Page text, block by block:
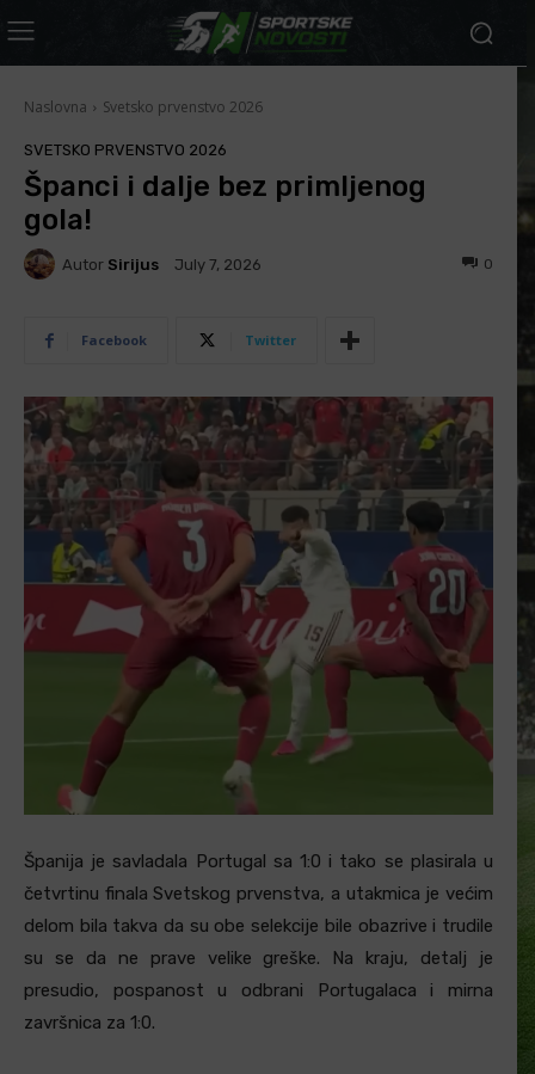
Naslovna Svetsko prvenstvo 2026
SVETSKO PRVENSTVO 2026
Španci i dalje bez primljenog
gola!
Autor Sirijus July 7, 2026 0
Facebook Twitter
Španija je savladala Portugal sa 1:0 i tako se plasirala u
četvrtinu finala Svetskog prvenstva, a utakmica je većim
delom bila takva da su obe selekcije bile obazrive i trudile
su se da ne prave velike greške. Na kraju, detalj je
presudio, pospanost u odbrani Portugalaca i mirna
završnica za 1:0.